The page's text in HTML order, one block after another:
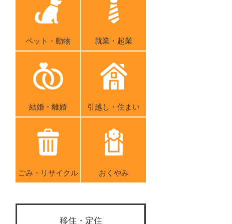
ペット・動物 就業・起業
結婚・離婚 引越し・住まい
ごみ・リサイクル おくやみ
移住・定住